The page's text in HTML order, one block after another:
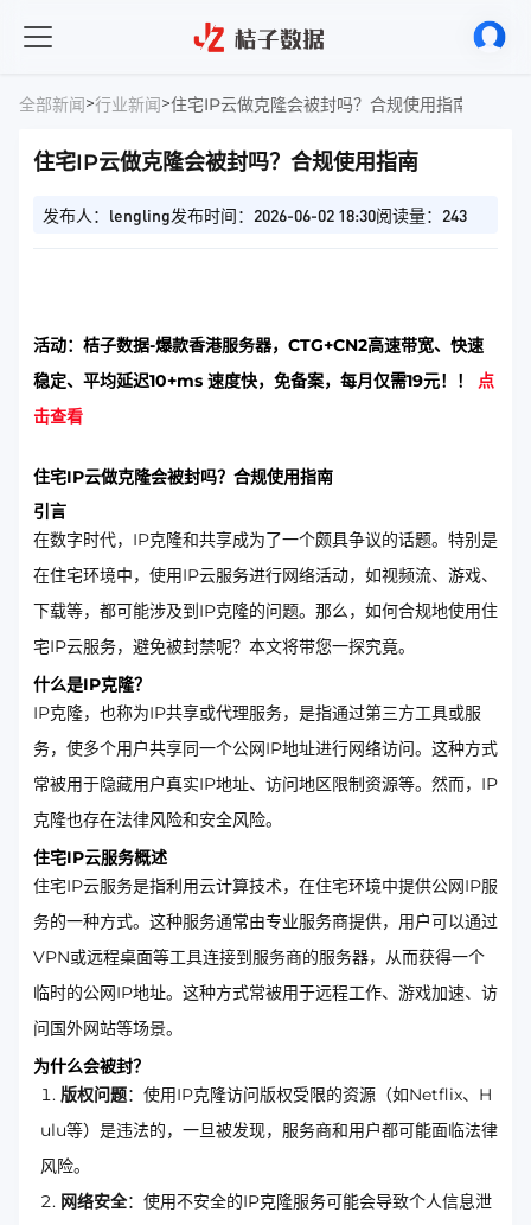
全部新闻>行业新闻>住宅IP云做克隆会被封吗？合规使用指南
住宅IP云做克隆会被封吗？合规使用指南
发布人：lengling发布时间：2026-06-02 18:30阅读量：243
活动：桔子数据-爆款香港服务器，CTG+CN2高速带宽、快速
稳定、平均延迟10+ms 速度快，免备案，每月仅需19元！！ 点
击查看
住宅IP云做克隆会被封吗？合规使用指南
引言
在数字时代，IP克隆和共享成为了一个颇具争议的话题。特别是
在住宅环境中，使用IP云服务进行网络活动，如视频流、游戏、
下载等，都可能涉及到IP克隆的问题。那么，如何合规地使用住
宅IP云服务，避免被封禁呢？本文将带您一探究竟。
什么是IP克隆？
IP克隆，也称为IP共享或代理服务，是指通过第三方工具或服
务，使多个用户共享同一个公网IP地址进行网络访问。这种方式
常被用于隐藏用户真实IP地址、访问地区限制资源等。然而，IP
克隆也存在法律风险和安全风险。
住宅IP云服务概述
住宅IP云服务是指利用云计算技术，在住宅环境中提供公网IP服
务的一种方式。这种服务通常由专业服务商提供，用户可以通过
VPN或远程桌面等工具连接到服务商的服务器，从而获得一个
临时的公网IP地址。这种方式常被用于远程工作、游戏加速、访
问国外网站等场景。
为什么会被封？
版权问题：使用IP克隆访问版权受限的资源（如Netflix、H
ulu等）是违法的，一旦被发现，服务商和用户都可能面临法律
风险。
网络安全：使用不安全的IP克隆服务可能会导致个人信息泄